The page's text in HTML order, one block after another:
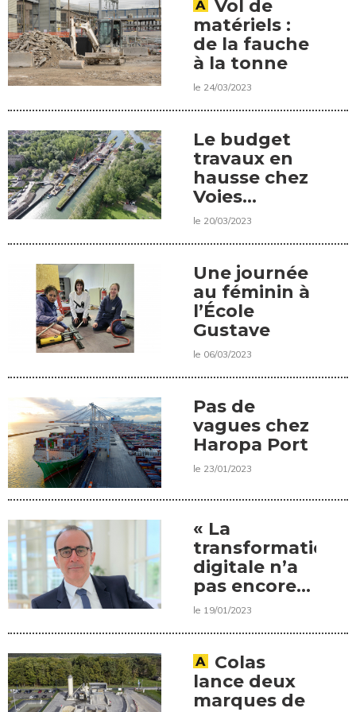
Vol de
matériels :
de la fauche
à la tonne
le 24/03/2023
Le budget
travaux en
hausse chez
Voies
navigables
le 20/03/2023
Une journée
au féminin à
l’École
Gustave
le 06/03/2023
Pas de
vagues chez
Haropa Port
le 23/01/2023
« La
transformation
digitale n’a
pas encore
eu lieu dans
construction »,
une
interview de
le 19/01/2023
Colas
lance deux
marques de